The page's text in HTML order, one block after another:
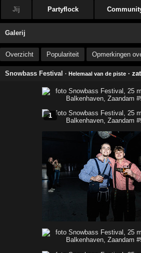
Jij Partyflock
Galerij
Overzicht Populariteit Opmerkingen
Snowbass Festival · Helemaal van de piste ·
1